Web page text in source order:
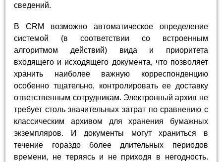
сведений.
В CRM возможно автоматическое определение
системой (в соответствии со встроенным
алгоритмом действий) вида и приоритета
входящего и исходящего документа, что позволяет
хранить наиболее важную корреспонденцию
особенно тщательно, контролировать ее доставку
ответственным сотрудникам. Электронный архив не
требует столь значительных затрат по сравнению с
классическим архивом для хранения бумажных
экземпляров. И документы могут храниться в
течение гораздо более длительных периодов
времени, не теряясь и не приходя в негодность.